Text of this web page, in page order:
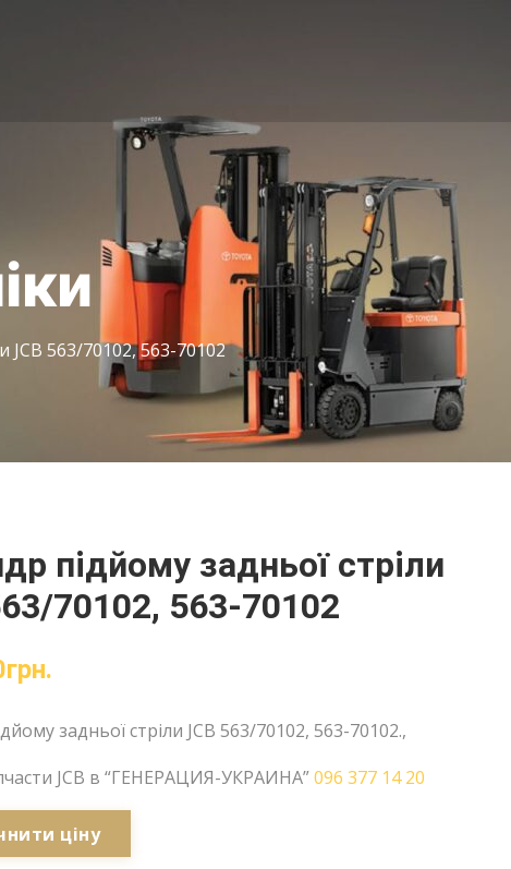
JCB 563/70102, 563-70102
підйому задньої стріли
70102, 563-70102
грн.
задньої стріли JCB 563/70102, 563-70102.,
JCB в “ГЕНЕРАЦИЯ-УКРАИНА”096 377 14 20
ціну